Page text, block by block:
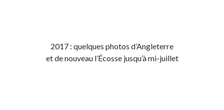
2017 : quelques photos d’Angleterre
et de nouveau l’Écosse jusqu’à mi-juillet